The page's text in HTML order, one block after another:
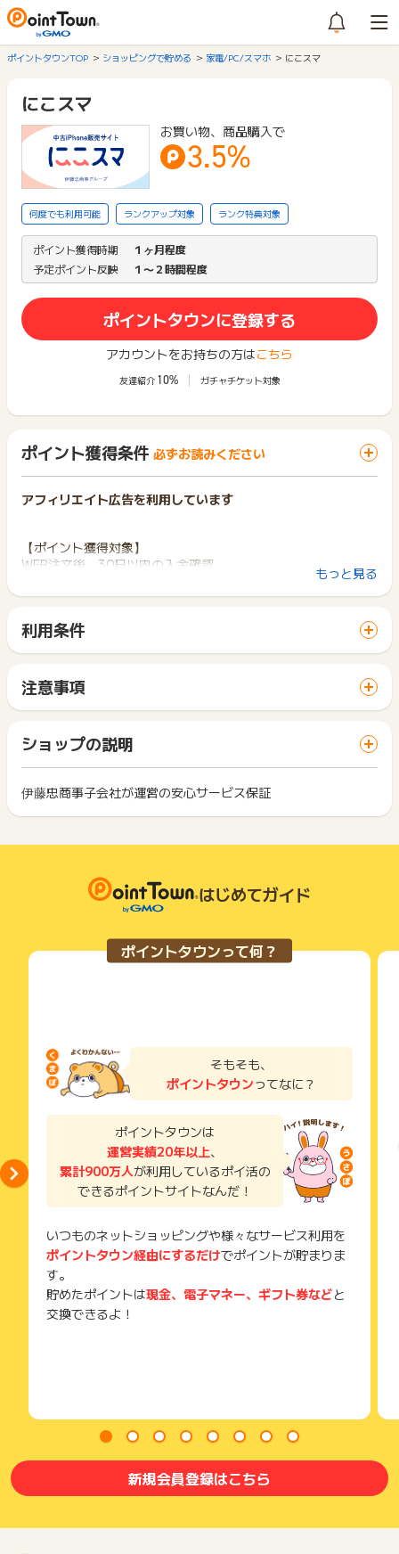
ポイントタウンTOP ショッピングで貯める 家電/PC/スマホ にこスマ
にこスマ
お買い物、商品購入で
3.5%
何度でも利用可能 ランクアップ対象 ランク特典対象
ポイント獲得時期
１ヶ月程度
予定ポイント反映
１〜２時間程度
ポイントタウンに登録する
アカウントをお持ちの方はこちら
友達紹介 10% ガチャチケット対象
ポイント獲得条件 必ずお読みください
アフィリエイト広告を利用しています
【ポイント獲得対象】
WEB注文後、30日以内の入金確認
【ポイント獲得対象外】
・返金保証を利用した場合
・IE経由の申込（※IEはサービス対象外となり推奨環境ではござ
※お申込み日から半年以上経過している場合、ポイントに関する
お問合せを承ることができません。あらかじめご了承くださ
い。
※ポイントに関するお問い合わせは、ポイントタウンのサポート
までお問い合わせください。ポイントについて、広告主に直接
ざいます。
もっと見る
利用条件
サイトに移動してからお申し込みやお買い物が完了するまでの
間に、同じブラウザ（※）で他のサイトに移動した場合はポイン
ト獲得ができません。
「 ショッピングでポイントGET 」ボタンを押した時とサービ
ス・お買い物利用時で、デバイス・ブラウザが異なる場合はポ
イント獲得ができません。
2回以上同じお買い物・サービスをご利用される場合は、毎回
ポイントタウンに戻り、「 ショッピングでポイントGET 」ボ
得無効」となる可能性があります。
・同一端末や同一世帯で、繰り返し利用不可のサービス・お買
い物を複数回ご利用された場合
て一度でも同サービス・お買い物を利用されたことがある場合
ご利用前には、Cookieの削除をおこなっていただくことを推奨
ださい。
各サービス・お買い物に掲載されている獲得条件を必ずよくお
読みください。
了などのメールは、ポイント獲得するまで必ず保管してくださ
獲得待ち・獲得失敗の状態でお問い合わせされる際に、該当の
メールを送っていただく場合がございます。
そのため、紛失・破棄された場合は対応いたしかねますので、
ご注意ください。
(※) SafariやChromeなどwebサイトを表示するアプリのこと
注意事項
一部のサービスにつきましては、1商品につき10円単位の金額
は切り捨てとなります。
ポイント獲得が1ポイント未満のものは切り捨てとなり、ポイ
ント履歴には記載されません。
原則として広告主側のポイント等を利用して支払われた金額分
につきましては、ポイントタウンのポイント獲得の対象には含
商品の交換や一部でもキャンセルされた場合、ポイントが無効
になる可能性もございます。
各サービス・お買い物の獲得ポイントや獲得条件、キャンペー
れた時点の条件が適用されます。
条件を達成しているかどうかは各広告主ではなく、代理店が行
り、急遽終了となる場合がございます。
広告に遷移しない場合は掲載が終了となっておりポイントが獲
得できませんので、ご注意くださいませ。
ショップの説明
伊藤忠商事子会社が運営の安心サービス保証
はじめてガイド
ポイントタウンって何？
そもそも、
ポイントタウンってなに？
ポイントタウンは
運営実績20年以上、
累計900万人が利用しているポイ活の
できるポイントサイトなんだ！
いつものネットショッピングや様々なサービス利用を
ポイントタウン経由にするだけでポイントが貯まりま
す。
貯めたポイントは現金、電子マネー、ギフト券などと
交換できるよ！
新規会員登録はこちら